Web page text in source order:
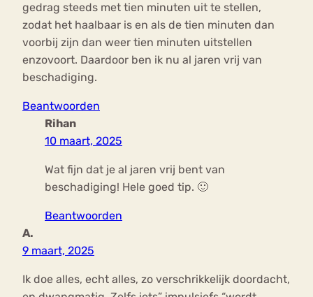
gedrag steeds met tien minuten uit te stellen,
zodat het haalbaar is en als de tien minuten dan
voorbij zijn dan weer tien minuten uitstellen
enzovoort. Daardoor ben ik nu al jaren vrij van
beschadiging.
Beantwoorden
Rihan
10 maart, 2025
Wat fijn dat je al jaren vrij bent van
beschadiging! Hele goed tip. 🙂
Beantwoorden
A.
9 maart, 2025
Ik doe alles, echt alles, zo verschrikkelijk doordacht,